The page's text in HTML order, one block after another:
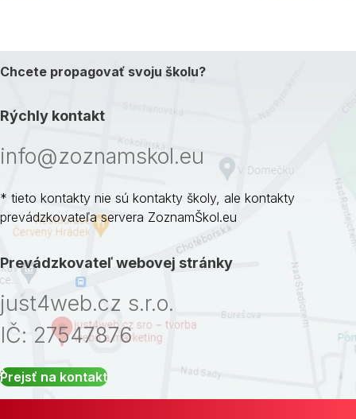
Chcete propagovať svoju školu?
Rýchly kontakt
info@zoznamskol.eu
* tieto kontakty nie sú kontakty školy, ale kontakty
prevádzkovateľa servera ZoznamŠkol.eu
Prevádzkovateľ webovej stránky
just4web.cz s.r.o.
IČ: 27547876
Prejsť na kontakt